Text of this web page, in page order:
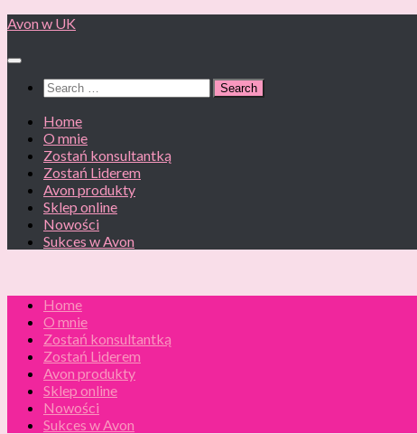
Skip
content
Avon w UK
Search
for:
Home
O mnie
Zostań konsultantką
Zostań Liderem
Avon produkty
Sklep online
Nowości
Sukces w Avon
Home
O mnie
Zostań konsultantką
Zostań Liderem
Avon produkty
Sklep online
Nowości
Sukces w Avon